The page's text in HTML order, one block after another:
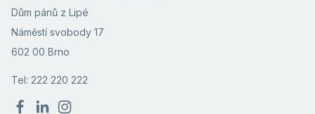
Dům pánů z Lipé
Náměstí svobody 17
602 00 Brno
Tel: 222 220 222